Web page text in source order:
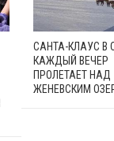
САНТА-КЛАУС В
КАЖДЫЙ ВЕЧЕР
ПРОЛЕТАЕТ НАД
ЖЕНЕВСКИМ